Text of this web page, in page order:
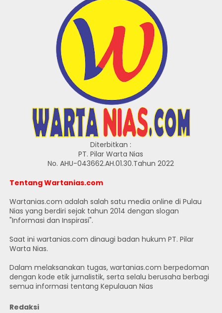
Diterbitkan :
PT. Pilar Warta Nias
No. AHU-043662.AH.01.30.Tahun 2022
Tentang Wartanias.com
Wartanias.com adalah salah satu media online di Pulau
Nias yang berdiri sejak tahun 2014 dengan slogan
"Informasi dan Inspirasi".
Saat ini wartanias.com dinaugi badan hukum PT. Pilar
Warta Nias.
Dalam melaksanakan tugas, wartanias.com berpedoman
dengan kode etik jurnalistik, serta selalu berusaha berbagi
semua informasi tentang Kepulauan Nias
Redaksi